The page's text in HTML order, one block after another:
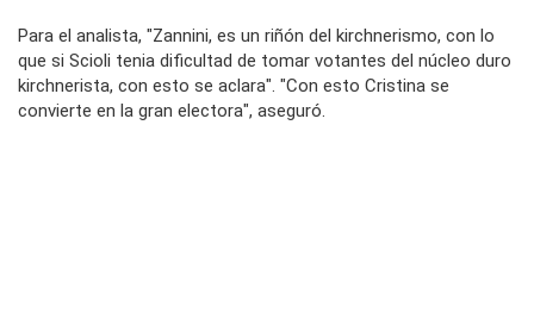
Para el analista, "Zannini, es un riñón del kirchnerismo, con lo
que si Scioli tenia dificultad de tomar votantes del núcleo duro
kirchnerista, con esto se aclara". "Con esto Cristina se
convierte en la gran electora", aseguró.